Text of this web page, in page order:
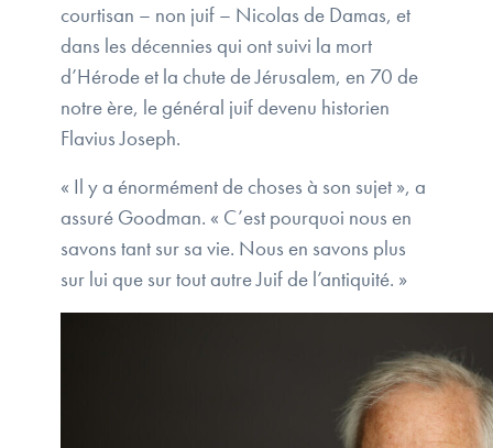
courtisan – non juif – Nicolas de Damas, et
dans les décennies qui ont suivi la mort
d’Hérode et la chute de Jérusalem, en 70 de
notre ère, le général juif devenu historien
Flavius Joseph.
« Il y a énormément de choses à son sujet », a
assuré Goodman. « C’est pourquoi nous en
savons tant sur sa vie. Nous en savons plus
sur lui que sur tout autre Juif de l’antiquité. »